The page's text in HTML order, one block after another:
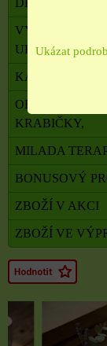
UHLÍKY
OBALOVÝ
KRABIČKY,
MILADA
BONUSOVÝ
ZBOŽÍ V AKCI
ZBOŽÍ VE
Ukázat